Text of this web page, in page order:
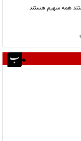
همه سهیم هستند